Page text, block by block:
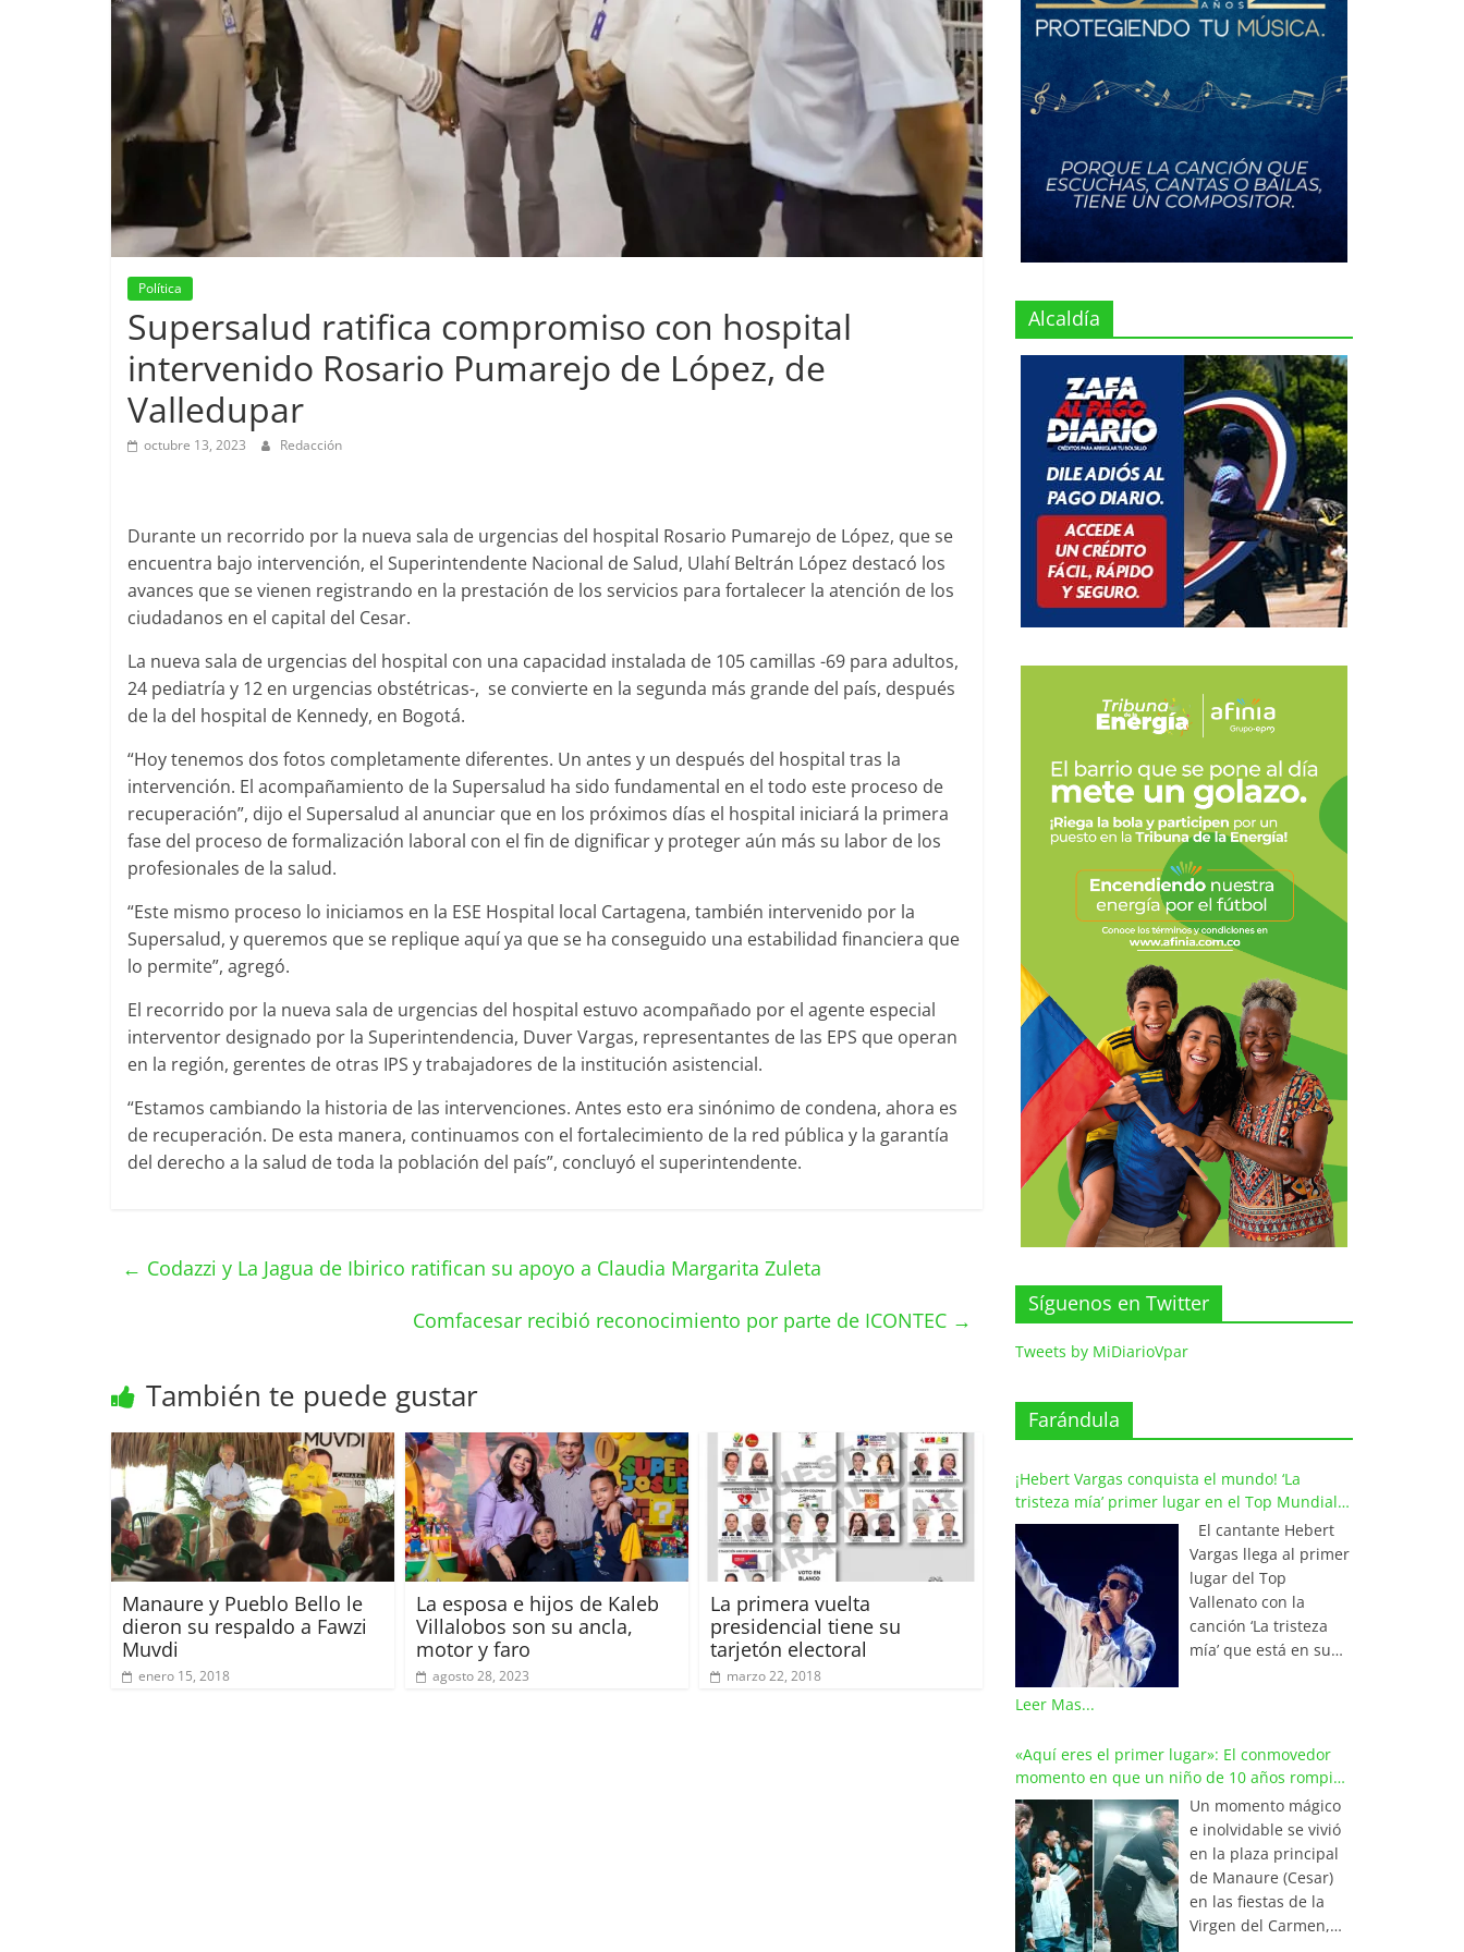
Política
Supersalud ratifica compromiso con hospital
intervenido Rosario Pumarejo de López, de
Valledupar
octubre 13, 2023 Redacción
Durante un recorrido por la nueva sala de urgencias del hospital Rosario Pumarejo de López, que se
encuentra bajo intervención, el Superintendente Nacional de Salud, Ulahí Beltrán López destacó los
avances que se vienen registrando en la prestación de los servicios para fortalecer la atención de los
ciudadanos en el capital del Cesar.
La nueva sala de urgencias del hospital con una capacidad instalada de 105 camillas -69 para adultos,
24 pediatría y 12 en urgencias obstétricas-, se convierte en la segunda más grande del país, después
de la del hospital de Kennedy, en Bogotá.
“Hoy tenemos dos fotos completamente diferentes. Un antes y un después del hospital tras la
intervención. El acompañamiento de la Supersalud ha sido fundamental en el todo este proceso de
recuperación”, dijo el Supersalud al anunciar que en los próximos días el hospital iniciará la primera
fase del proceso de formalización laboral con el fin de dignificar y proteger aún más su labor de los
profesionales de la salud.
“Este mismo proceso lo iniciamos en la ESE Hospital local Cartagena, también intervenido por la
Supersalud, y queremos que se replique aquí ya que se ha conseguido una estabilidad financiera que
lo permite”, agregó.
El recorrido por la nueva sala de urgencias del hospital estuvo acompañado por el agente especial
interventor designado por la Superintendencia, Duver Vargas, representantes de las EPS que operan
en la región, gerentes de otras IPS y trabajadores de la institución asistencial.
“Estamos cambiando la historia de las intervenciones. Antes esto era sinónimo de condena, ahora es
de recuperación. De esta manera, continuamos con el fortalecimiento de la red pública y la garantía
del derecho a la salud de toda la población del país”, concluyó el superintendente.
← Codazzi y La Jagua de Ibirico ratifican su apoyo a Claudia Margarita Zuleta
Comfacesar recibió reconocimiento por parte de ICONTEC →
También te puede gustar
Manaure y Pueblo Bello le
dieron su respaldo a Fawzi
Muvdi
enero 15, 2018
La esposa e hijos de Kaleb
Villalobos son su ancla,
motor y faro
agosto 28, 2023
La primera vuelta
presidencial tiene su
tarjetón electoral
marzo 22, 2018
Alcaldía
Síguenos en Twitter
Tweets by MiDiarioVpar
Farándula
¡Hebert Vargas conquista el mundo! ‘La
tristeza mía’ primer lugar en el Top Mundial
del Vallenato
El cantante Hebert
Vargas llega al primer
lugar del Top
Vallenato con la
canción ‘La tristeza
mía’ que está en su
de los listados
musicales en
Colombia y países de
América y Europa.
Esta emotiva
composición del
maestro Wilfran
Castillo se posicionó
en el primer lugar de
Leer Mas...
«Aquí eres el primer lugar»: El conmovedor
momento en que un niño de 10 años rompió
en llanto al cantar con Iván Villazón
Un momento mágico
e inolvidable se vivió
en la plaza principal
de Manaure (Cesar)
en las fiestas de la
Virgen del Carmen,